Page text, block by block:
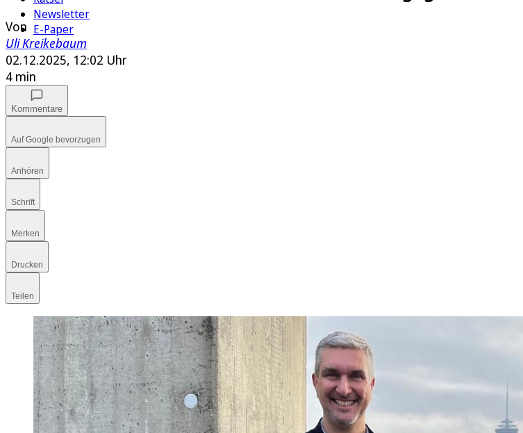
Newsletter
E-Paper
Von
Uli Kreikebaum
02.12.2025, 12:02 Uhr
4 min
Kommentare
Auf Google bevorzugen
Anhören
Schrift
Merken
Drucken
Teilen